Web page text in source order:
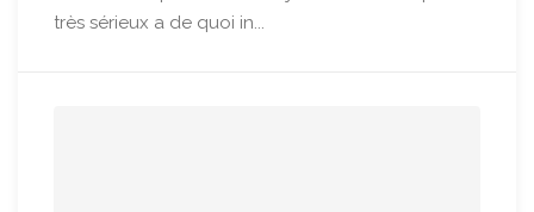
très sérieux a de quoi in...